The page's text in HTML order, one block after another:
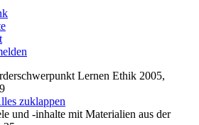
Lernen Ethik 2005,
zuklappen
und -inhalte mit Materialien aus der